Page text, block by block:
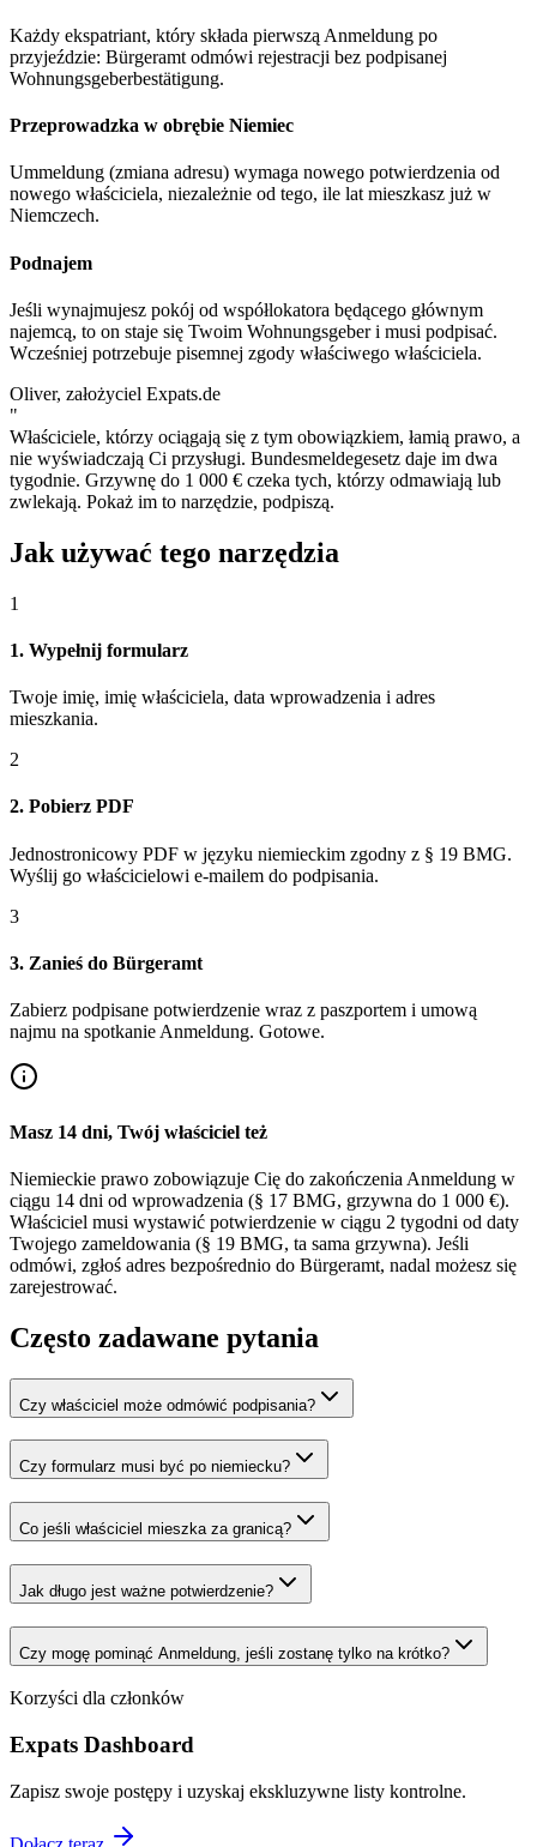
Każdy ekspatriant, który składa pierwszą Anmeldung po
przyjeździe: Bürgeramt odmówi rejestracji bez podpisanej
Wohnungsgeberbestätigung.
Przeprowadzka w obrębie Niemiec
Ummeldung (zmiana adresu) wymaga nowego potwierdzenia od
nowego właściciela, niezależnie od tego, ile lat mieszkasz już w
Niemczech.
Podnajem
Jeśli wynajmujesz pokój od współlokatora będącego głównym
najemcą, to on staje się Twoim Wohnungsgeber i musi podpisać.
Wcześniej potrzebuje pisemnej zgody właściwego właściciela.
Oliver, założyciel Expats.de
"
Właściciele, którzy ociągają się z tym obowiązkiem, łamią prawo, a
nie wyświadczają Ci przysługi. Bundesmeldegesetz daje im dwa
tygodnie. Grzywnę do 1 000 € czeka tych, którzy odmawiają lub
zwlekają. Pokaż im to narzędzie, podpiszą.
Jak używać tego narzędzia
1
1. Wypełnij formularz
Twoje imię, imię właściciela, data wprowadzenia i adres
mieszkania.
2
2. Pobierz PDF
Jednostronicowy PDF w języku niemieckim zgodny z § 19 BMG.
Wyślij go właścicielowi e-mailem do podpisania.
3
3. Zanieś do Bürgeramt
Zabierz podpisane potwierdzenie wraz z paszportem i umową
najmu na spotkanie Anmeldung. Gotowe.
Masz 14 dni, Twój właściciel też
Niemieckie prawo zobowiązuje Cię do zakończenia Anmeldung w
ciągu 14 dni od wprowadzenia (§ 17 BMG, grzywna do 1 000 €).
Właściciel musi wystawić potwierdzenie w ciągu 2 tygodni od daty
Twojego zameldowania (§ 19 BMG, ta sama grzywna). Jeśli
odmówi, zgłoś adres bezpośrednio do Bürgeramt, nadal możesz się
zarejestrować.
Często zadawane pytania
Czy właściciel może odmówić podpisania?
Czy formularz musi być po niemiecku?
Co jeśli właściciel mieszka za granicą?
Jak długo jest ważne potwierdzenie?
Czy mogę pominąć Anmeldung, jeśli zostanę tylko na krótko?
Korzyści dla członków
Expats Dashboard
Zapisz swoje postępy i uzyskaj ekskluzywne listy kontrolne.